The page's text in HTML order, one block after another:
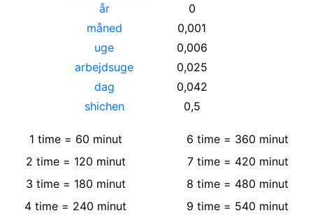
år
0
måned
0,001
uge
0,006
arbejdsuge
0,025
dag
0,042
shichen
0,5
1 time= 60 minut
2 time= 120 minut
3 time= 180 minut
4 time = 240 minut
6 time = 360 minut
7 time= 420 minut
8 time = 480 minut
9 time = 540 minut